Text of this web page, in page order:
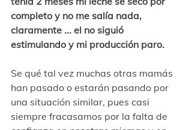
completo y no me salía nada,
claramente ... el no siguió
estimulando y mi producción paro.
Se qué tal vez muchas otras mamás
han pasado o estarán pasando por
una situación similar, pues casi
siempre fracasamos por la falta de